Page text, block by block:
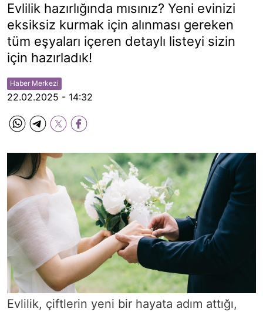
Evlilik hazırlığında mısınız? Yeni evinizi
eksiksiz kurmak için alınması gereken
tüm eşyaları içeren detaylı listeyi sizin
için hazırladık!
Haber Merkezi
22.02.2025 - 14:32
Evlilik, çiftlerin yeni bir hayata adım attığı,